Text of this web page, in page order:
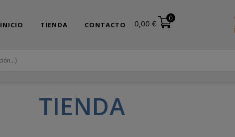
INICIO TIENDA CONTACTO 0,00 €
0
TIENDA